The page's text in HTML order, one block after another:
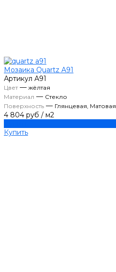
Мозаика Quartz A91
Артикул А91
Цвет— жёлтая
Материал — Стекло
Поверхность — Глянцевая, Матовая
4 804 руб / м2
Купить